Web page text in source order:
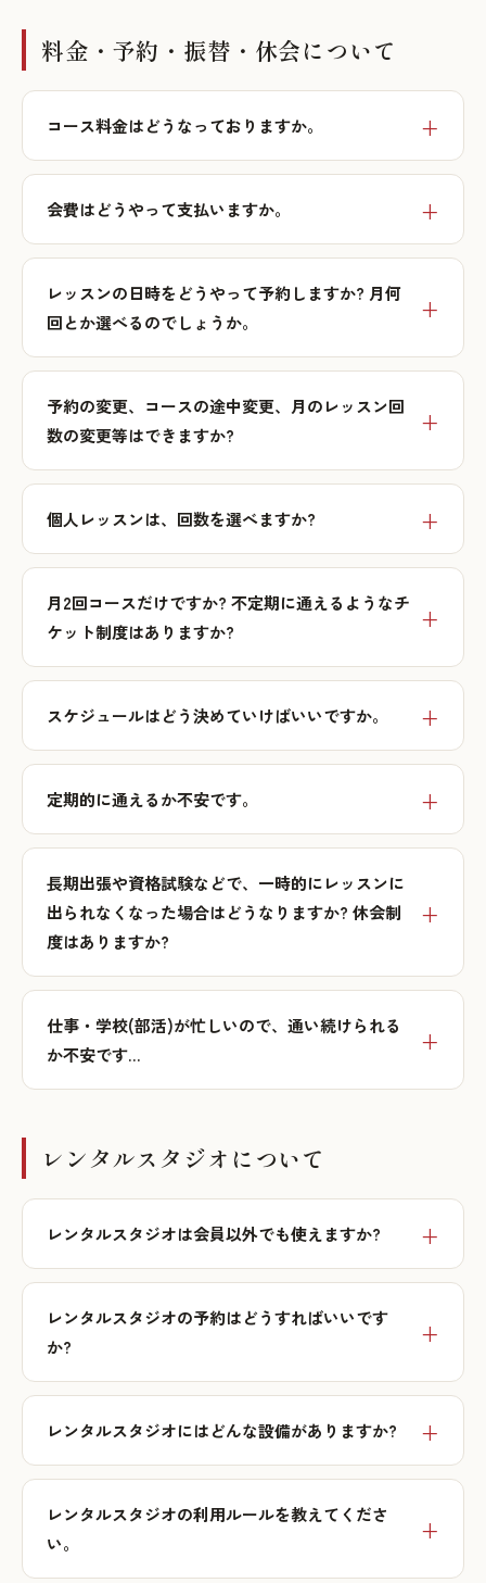
料金・予約・振替・休会について
コース料金はどうなっておりますか。
会費はどうやって支払いますか。
レッスンの日時をどうやって予約しますか? 月何
回とか選べるのでしょうか。
予約の変更、コースの途中変更、月のレッスン回
数の変更等はできますか?
個人レッスンは、回数を選べますか?
月2回コースだけですか? 不定期に通えるようなチ
ケット制度はありますか?
スケジュールはどう決めていけばいいですか。
定期的に通えるか不安です。
長期出張や資格試験などで、一時的にレッスンに
出られなくなった場合はどうなりますか? 休会制
度はありますか?
仕事・学校(部活)が忙しいので、通い続けられる
か不安です…
レンタルスタジオについて
レンタルスタジオは会員以外でも使えますか?
レンタルスタジオの予約はどうすればいいです
か?
レンタルスタジオにはどんな設備がありますか?
レンタルスタジオの利用ルールを教えてくださ
い。